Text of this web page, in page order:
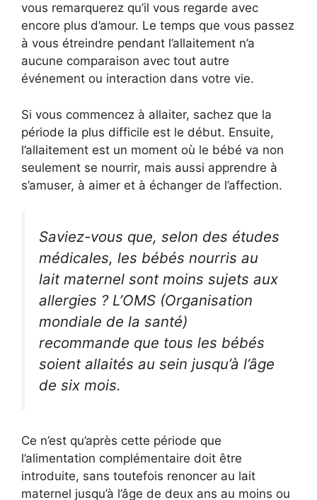
vous remarquerez qu’il vous regarde avec
encore plus d’amour. Le temps que vous passez
à vous étreindre pendant l’allaitement n’a
aucune comparaison avec tout autre
événement ou interaction dans votre vie.
Si vous commencez à allaiter, sachez que la
période la plus difficile est le début. Ensuite,
l’allaitement est un moment où le bébé va non
seulement se nourrir, mais aussi apprendre à
s’amuser, à aimer et à échanger de l’affection.
Saviez-vous que, selon des études
médicales, les bébés nourris au
lait maternel sont moins sujets aux
allergies ? L’OMS (Organisation
mondiale de la santé)
recommande que tous les bébés
soient allaités au sein jusqu’à l’âge
de six mois.
Ce n’est qu’après cette période que
l’alimentation complémentaire doit être
introduite, sans toutefois renoncer au lait
maternel jusqu’à l’âge de deux ans au moins ou